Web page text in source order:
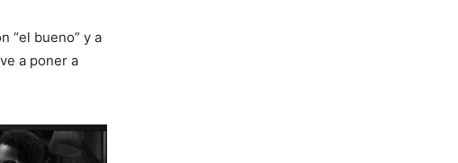
“el bueno” y a
a poner a